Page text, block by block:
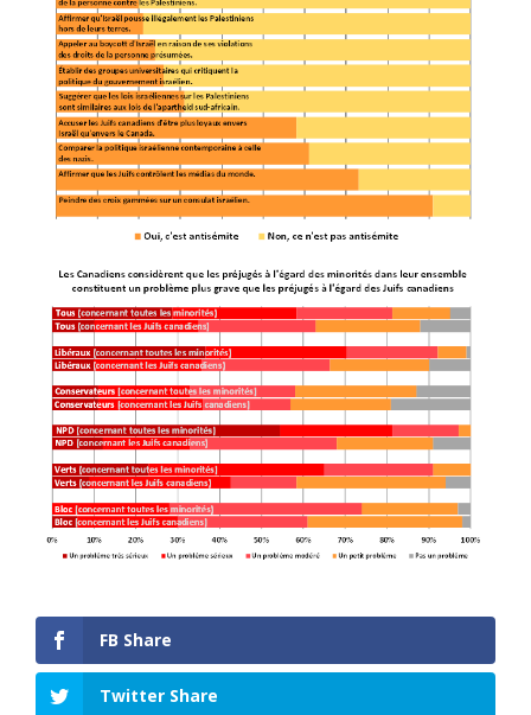
FB Share
Twitter Share